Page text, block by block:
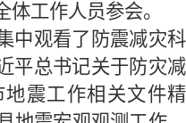
工作人员参会。
中观看了防震减灾科
平总书记关于防灾减
震工作相关文件精